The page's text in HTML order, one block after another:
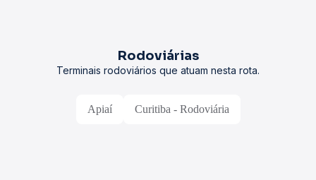
Rodoviárias
Terminais rodoviários que atuam nesta rota.
Apiaí Curitiba - Rodoviária